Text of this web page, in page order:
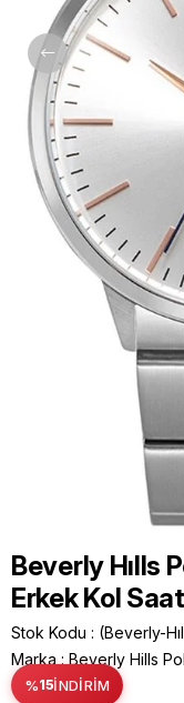
Beverly Hılls
Erkek Kol
Stok Kodu
(Beverly-
Marka : Beverly Hills
%15İNDIRIM